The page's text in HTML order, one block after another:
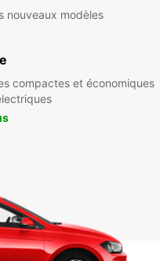
nouveaux modèles
compactes et économiques